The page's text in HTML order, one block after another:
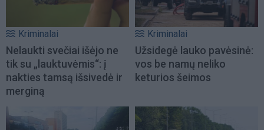
Kriminalai
Nelaukti svečiai išėjo ne
tik su „lauktuvėmis“: į
nakties tamsą išsivedė ir
merginą
Kriminalai
Užsidegė lauko pavėsinė:
vos be namų neliko
keturios šeimos